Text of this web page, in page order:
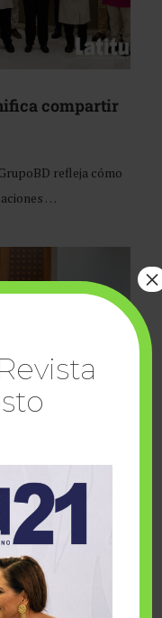
compartir
refleja cómo
…
cumplen
Make-A-Wish
×